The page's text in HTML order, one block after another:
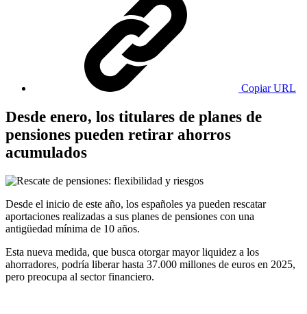
Copiar URL
Desde enero, los titulares de planes de
pensiones pueden retirar ahorros
acumulados
Desde el inicio de este año, los españoles ya pueden rescatar
aportaciones realizadas a sus planes de pensiones con una
antigüedad mínima de 10 años.
Esta nueva medida, que busca otorgar mayor liquidez a los
ahorradores, podría liberar hasta 37.000 millones de euros en 2025,
pero preocupa al sector financiero.